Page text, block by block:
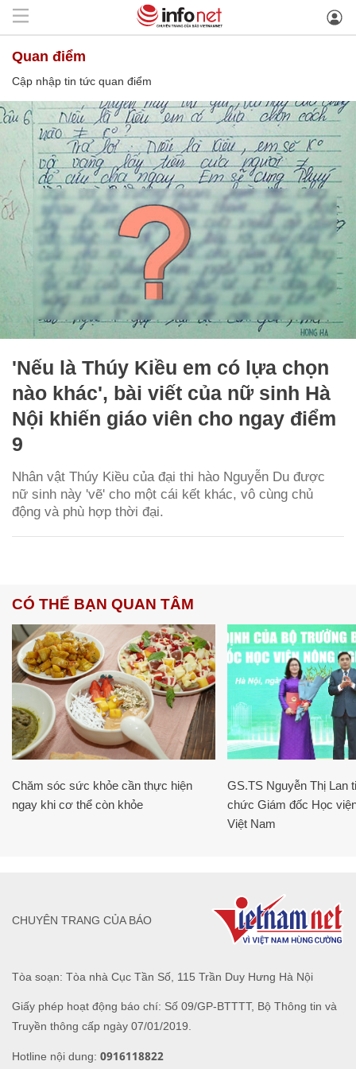
quan điểm
Cập nhập tin tức quan điểm
'Nếu là Thúy Kiều em có lựa chọn
nào khác', bài viết của nữ sinh Hà
Nội khiến giáo viên cho ngay điểm
9
Nhân vật Thúy Kiều của đại thi hào Nguyễn Du được
nữ sinh này 'vẽ' cho một cái kết khác, vô cùng chủ
động và phù hợp thời đại.
CÓ THỂ BẠN QUAN TÂM
Chăm sóc sức khỏe cần thực hiện
ngay khi cơ thể còn khỏe
GS.TS Nguyễn Thị Lan
chức Giám đốc Học
Việt Nam
Tòa soạn: Tòa nhà Cục Tần Số, 115 Trần Duy Hưng Hà Nội
Giấy phép hoạt động báo chí: Số 09/GP-BTTTT, Bộ Thông tin và
Truyền thông cấp ngày 07/01/2019.
Hotline nội dung: 0916118822
CHUYÊN TRANG CỦA BÁO